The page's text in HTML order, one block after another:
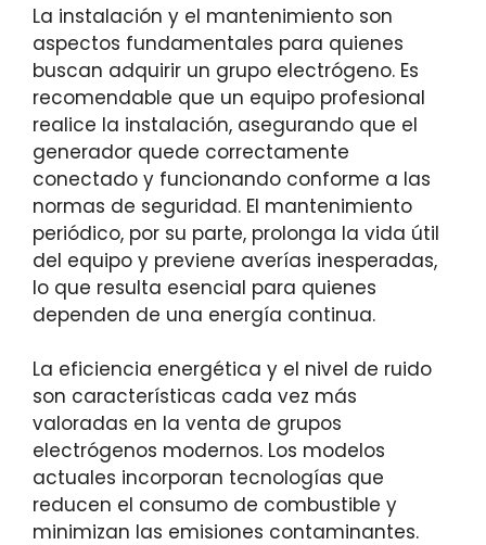
La instalación y el mantenimiento son
aspectos fundamentales para quienes
buscan adquirir un grupo electrógeno. Es
recomendable que un equipo profesional
realice la instalación, asegurando que el
generador quede correctamente
conectado y funcionando conforme a las
normas de seguridad. El mantenimiento
periódico, por su parte, prolonga la vida útil
del equipo y previene averías inesperadas,
lo que resulta esencial para quienes
dependen de una energía continua.
La eficiencia energética y el nivel de ruido
son características cada vez más
valoradas en la venta de grupos
electrógenos modernos. Los modelos
actuales incorporan tecnologías que
reducen el consumo de combustible y
minimizan las emisiones contaminantes.